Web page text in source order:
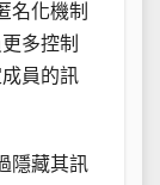
名化機制
多控制
員的訊
隱藏其訊